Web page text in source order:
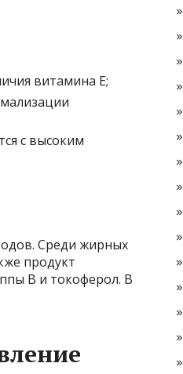
витамина Е;
с высоким
Среди жирных
продукт
В и токоферол. В